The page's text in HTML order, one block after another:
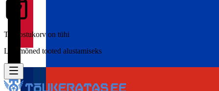
Teie ostukorv on tühi
Lisa mõned tooted alustamiseks